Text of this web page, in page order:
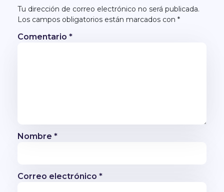
Tu dirección de correo electrónico no será publicada.
Los campos obligatorios están marcados con *
Comentario *
Nombre *
Correo electrónico *